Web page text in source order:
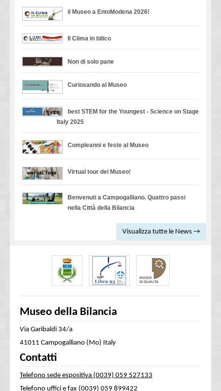
il Museo a EntoModena 2026!
Il Clima in bilico
Non di solo pane
Curiosando al Museo
best STEM for the Youngest - Science on Stage
Italy 2025
Compleanni e feste al Museo
Virtual tour del Museo!
Benvenuti a Campogalliano. Quattro passi
nella Città della Bilancia
Visualizza tutte le News →
Museo della Bilancia
Via Garibaldi 34/a
41011 Campogalliano (Mo) Italy
Contatti
Telefono sede espositiva (0039) 059 527133
Telefono uffici e fax (0039) 059 899422